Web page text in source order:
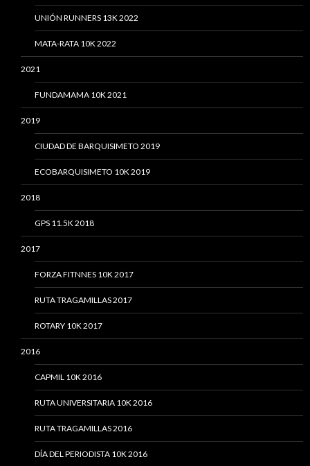
UNIÓN RUNNERS 13K 2022
MATA-RATA 10K 2022
2021
FUNDAMAMA 10K 2021
2019
CIUDAD DE BARQUISIMETO 2019
ECOBARQUISIMETO 10K 2019
2018
GPS 11.5K 2018
2017
FORZA FITNNES 10K 2017
RUTA TRAGAMILLAS 2017
ROTARY 10K 2017
2016
CAPMIL 10K 2016
RUTA UNIVERSITARIA 10K 2016
RUTA TRAGAMILLAS 2016
DÍA DEL PERIODISTA 10K 2016